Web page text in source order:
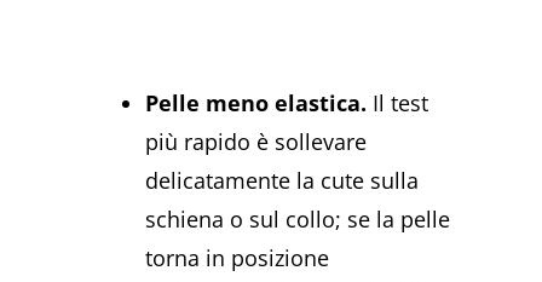
Pelle meno elastica. Il test
più rapido è sollevare
delicatamente la cute sulla
schiena o sul collo; se la pelle
torna in posizione